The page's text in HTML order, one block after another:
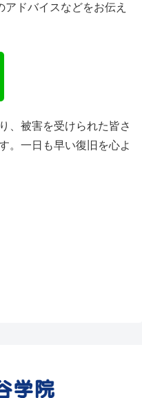
アドバイスなどをお伝え
、被害を受けられた皆さ
。一日も早い復旧を心よ